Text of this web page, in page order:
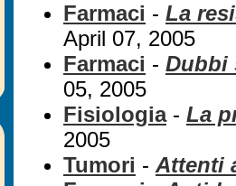
Farmaci - La
April 07, 2005
Farmaci - Dubbi
05, 2005
Fisiologia- La
2005
Tumori - Attenti